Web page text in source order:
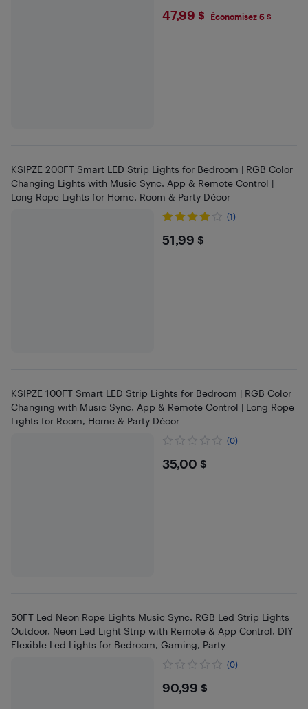
$47.99
47,99 $ Économisez 6 $
KSIPZE 200FT Smart LED Strip Lights for Bedroom | RGB Color
Changing Lights with Music Sync, App & Remote Control |
Long Rope Lights for Home, Room & Party Décor
(1)
$51.99
51,99 $
KSIPZE 100FT Smart LED Strip Lights for Bedroom | RGB Color
Changing with Music Sync, App & Remote Control | Long Rope
Lights for Room, Home & Party Décor
(0)
$35
35,00 $
50FT Led Neon Rope Lights Music Sync, RGB Led Strip Lights
Outdoor, Neon Led Light Strip with Remote & App Control, DIY
Flexible Led Lights for Bedroom, Gaming, Party
(0)
$90.99
90,99 $